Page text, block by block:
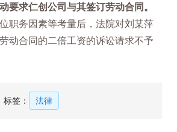
要求仁创公司与其签订劳动合同。
职务因素等考量后，法院对刘某萍
动合同的二倍工资的诉讼请求不予
标签： 法律